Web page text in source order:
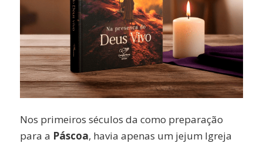
Nos primeiros séculos da como preparação
para a Páscoa, havia apenas um jejum Igreja